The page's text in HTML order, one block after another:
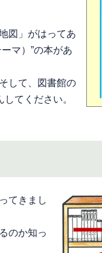
図」がはってあ
マ）”の本があ
して、図書館の
てください。
てきまし
のか知っ